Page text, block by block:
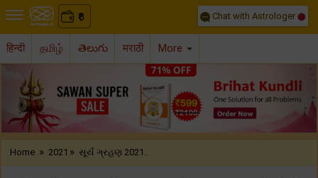
₹
0 Chat with Astrologer
हिन्दी தமிழ் తెలుగు मराठी More
Previous
Home » 2021 » સૂર્ય ગ્રહણ 2021..